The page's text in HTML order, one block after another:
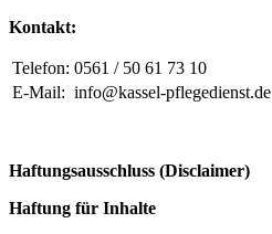
Kontakt:
Telefon: 0561 / 50 61 73 10
E-Mail: info@kassel-pflegedienst.de
Haftungsausschluss (Disclaimer)
Haftung für Inhalte